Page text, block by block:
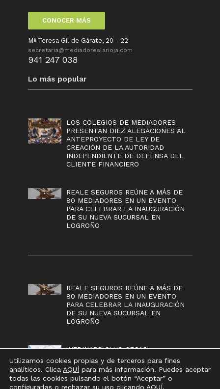
CONOCER MÁS
Mª Teresa Gil de Gárate, 20 - 22
secretaria@mediadoreslarioja.com
941 247 038
Lo más popular
LOS COLEGIOS DE MEDIADORES
PRESENTAN DIEZ ALEGACIONES AL
ANTEPROYECTO DE LEY DE
CREACIÓN DE LA AUTORIDAD
INDEPENDIENTE DE DEFENSA DEL
CLIENTE FINANCIERO
REALE SEGUROS REÚNE A MÁS DE
80 MEDIADORES EN UN EVENTO
PARA CELEBRAR LA INAUGURACIÓN
DE SU NUEVA SUCURSAL EN
LOGROÑO
REALE SEGUROS REÚNE A MÁS DE
80 MEDIADORES EN UN EVENTO
PARA CELEBRAR LA INAUGURACIÓN
DE SU NUEVA SUCURSAL EN
LOGROÑO
WEBINARS CLUB CECAS
Utilizamos cookies propias y de terceros para fines
analíticos. Clica AQUÍ para más información. Puedes aceptar
todas las cookies pulsando el botón “Aceptar” o
configurarlas o rechazar su uso clicando AQUÍ.